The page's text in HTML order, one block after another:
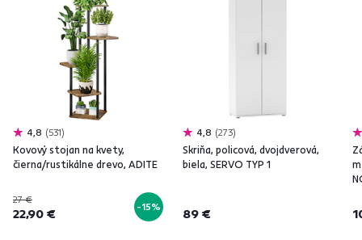
4,8 531
Kovový stojan na kvety,
čierna/rustikálne drevo, ADITE
27 €
22,90 € -15%
4,8 273
Skriňa, policová, dvojdverová,
biela, SERVO TYP 1
89 €